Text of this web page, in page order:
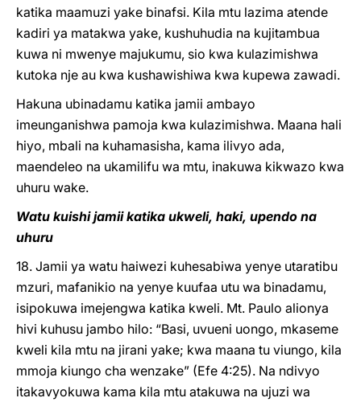
katika maamuzi yake binafsi. Kila mtu lazima atende
kadiri ya matakwa yake, kushuhudia na kujitambua
kuwa ni mwenye majukumu, sio kwa kulazimishwa
kutoka nje au kwa kushawishiwa kwa kupewa zawadi.
Hakuna ubinadamu katika jamii ambayo
imeunganishwa pamoja kwa kulazimishwa. Maana hali
hiyo, mbali na kuhamasisha, kama ilivyo ada,
maendeleo na ukamilifu wa mtu, inakuwa kikwazo kwa
uhuru wake.
Watu kuishi jamii katika ukweli, haki, upendo na
uhuru
18. Jamii ya watu haiwezi kuhesabiwa yenye utaratibu
mzuri, mafanikio na yenye kuufaa utu wa binadamu,
isipokuwa imejengwa katika kweli. Mt. Paulo alionya
hivi kuhusu jambo hilo: “Basi, uvueni uongo, mkaseme
kweli kila mtu na jirani yake; kwa maana tu viungo, kila
mmoja kiungo cha wenzake” (Efe 4:25). Na ndivyo
itakavyokuwa kama kila mtu atakuwa na ujuzi wa